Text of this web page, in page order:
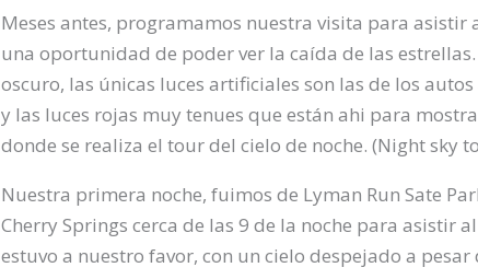
Meses antes, programamos nuestra visita para asistir
una oportunidad de poder ver la caída de las
oscuro, las únicas luces artificiales son las de los
y las luces rojas muy tenues que están ahi para
donde se realiza el tour del cielo de noche. (Night sky
Nuestra primera noche, fuimos de Lyman Run Sate
Cherry Springs cerca de las 9 de la noche para asistir
estuvo a nuestro favor, con un cielo despejado a